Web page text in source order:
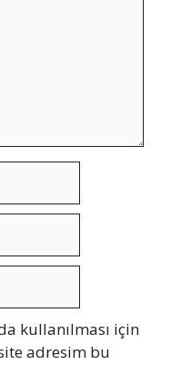
kullanılması için
adresim bu